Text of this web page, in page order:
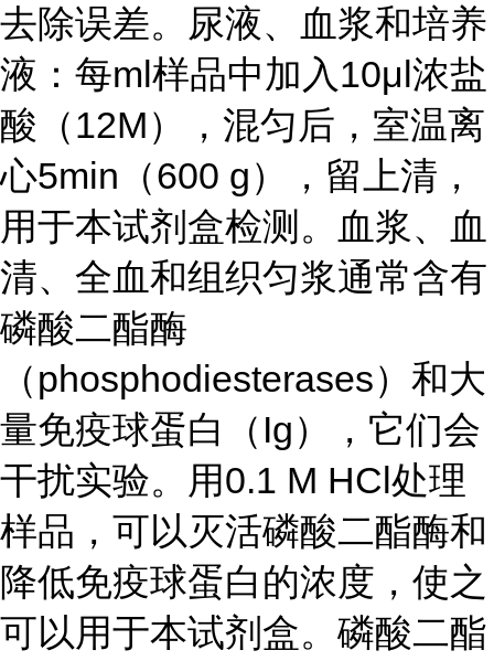
去除误差。尿液、血浆和培养
液：每ml样品中加入10μl浓盐
酸（12M），混匀后，室温离
心5min（600 g），留上清，
用于本试剂盒检测。血浆、血
清、全血和组织匀浆通常含有
磷酸二酯酶
（phosphodiesterases）和大
量免疫球蛋白（Ig），它们会
干扰实验。用0.1 M HCl处理
样品，可以灭活磷酸二酯酶和
降低免疫球蛋白的浓度，使之
可以用于本试剂盒。磷酸二酯